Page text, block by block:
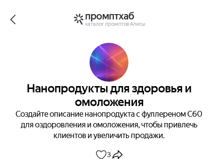
промптхаб
каталог промптов Алисы
Нанопродукты для здоровья и
омоложения
Создайте описание нанопродукта с фуллереном С60
для оздоровления и омоложения, чтобы привлечь
клиентов и увеличить продажи.
3